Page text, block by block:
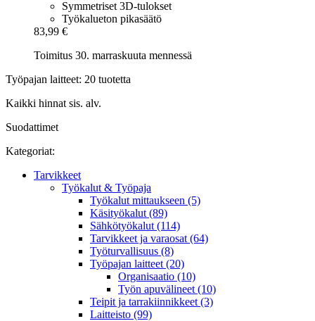
Symmetriset 3D-tulokset
Työkalueton pikasäätö
83,99 €
Toimitus 30. marraskuuta mennessä
Työpajan laitteet: 20 tuotetta
Kaikki hinnat sis. alv.
Suodattimet
Kategoriat:
Tarvikkeet
Työkalut & Työpaja
Työkalut mittaukseen (5)
Käsityökalut (89)
Sähkötyökalut (114)
Tarvikkeet ja varaosat (64)
Työturvallisuus (8)
Työpajan laitteet (20)
Organisaatio (10)
Työn apuvälineet (10)
Teipit ja tarrakiinnikkeet (3)
Laitteisto (99)